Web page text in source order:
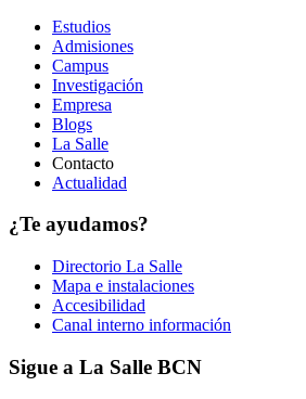
Estudios
Admisiones
Campus
Investigación
Empresa
Blogs
La Salle
Contacto
Actualidad
¿Te ayudamos?
Directorio La Salle
Mapa e instalaciones
Accesibilidad
Canal interno información
Sigue a La Salle BCN